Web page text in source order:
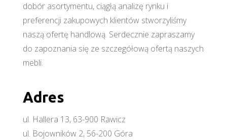
dobór asortymentu, ciągłą analizę rynku i
preferencji zakupowych klientów stworzyliśmy
naszą ofertę handlową. Serdecznie zapraszamy
do zapoznania się ze szczegółową ofertą naszych
mebli.
Adres
ul. Hallera 13, 63-900 Rawicz
ul. Bojowników 2, 56-200 Góra